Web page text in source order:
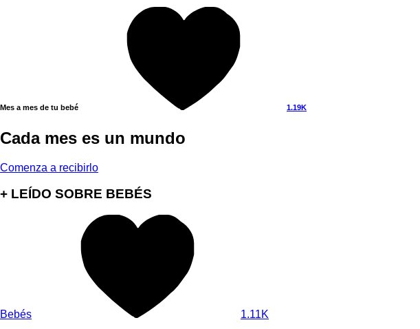
Mes a mes de tu bebé 1.19K
Cada mes es un mundo
Comenza a recibirlo
+ LEÍDO SOBRE BEBÉS
Bebés 1.11K